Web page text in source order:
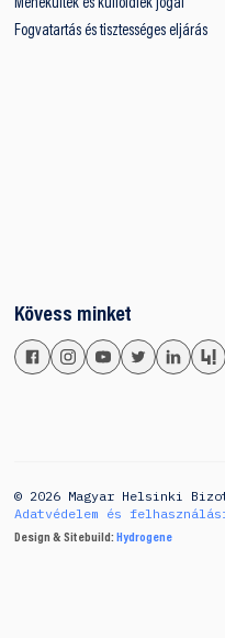
Menekültek és külföldiek jogai
Fogvatartás és tisztességes eljárás
Kövess minket
© 2026 Magyar Helsinki
Adatvédelem és
Design & Sitebuild: Hydrogene